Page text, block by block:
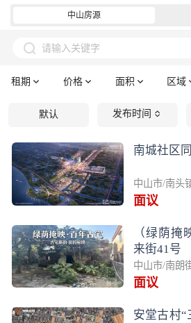
中山房源
请输入关键字
租期 价格 面积 区域
默认 发布时间
南城社区
中山市/南头
面议
（绿荫掩
来街41号
中山市/南朗
面议
安堂古村“